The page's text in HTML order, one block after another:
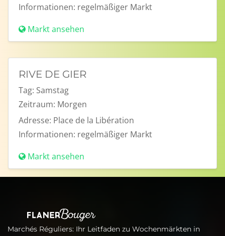
Informationen: regelmäßiger Markt
Markt ansehen
RIVE DE GIER
Tag: Samstag
Zeitraum: Morgen
Adresse: Place de la Libération
Informationen: regelmäßiger Markt
Markt ansehen
Marchés Réguliers: Ihr Leitfaden zu Wochenmärkten in